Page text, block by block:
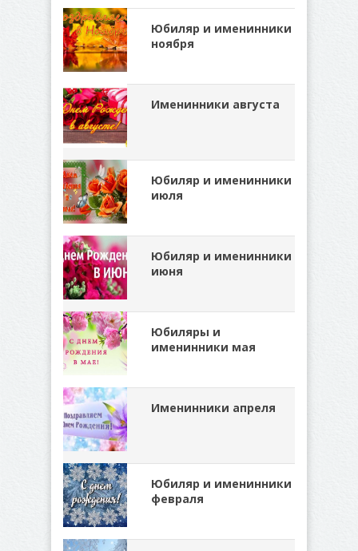
Юбиляр и именинники
ноября
Именинники августа
Юбиляр и именинники
июля
Юбиляр и именинники
июня
Юбиляры и
именинники мая
Именинники апреля
Юбиляр и именинники
февраля